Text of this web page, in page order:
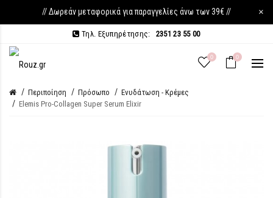
// Δωρεάν μεταφορικά για παραγγελίες άνω των 39€ // ×
Τηλ. Εξυπηρέτησης: 2351 23 55 00
0 0
Περιποίηση Πρόσωπο
Ενυδάτωση - Κρέμες
Elemis Pro-Collagen Super Serum Elixir